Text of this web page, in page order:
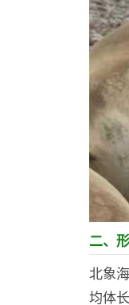
二、
北象
均体